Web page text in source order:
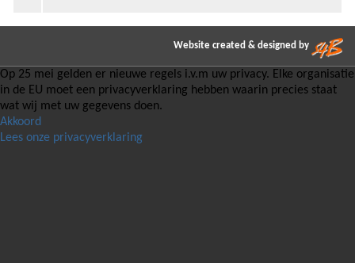
Website created & designed by
Op 25 mei gelden er nieuwe regels i.v.m uw privacy. Elke organisatie
in de EU moet een privacyverklaring hebben waarin precies staat
wat wij met uw gegevens doen.
Akkoord
Lees onze privacyverklaring